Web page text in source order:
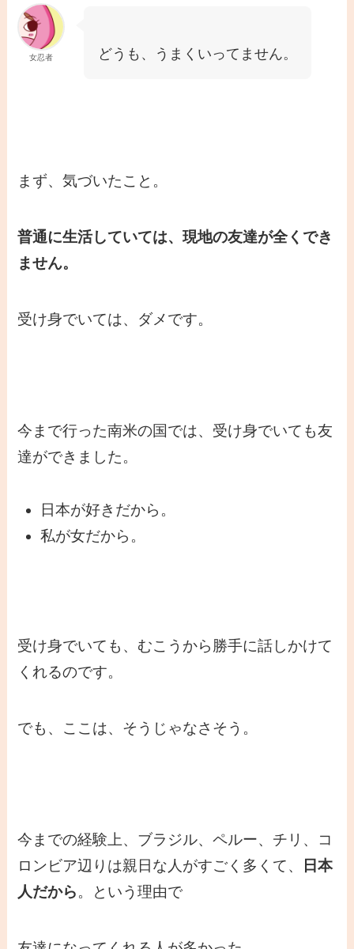
女忍者 どうも、うまくいってません。
まず、気づいたこと。
普通に生活していては、現地の友達が全くでき
ません。
受け身でいては、ダメです。
今まで行った南米の国では、受け身でいても友
達ができました。
日本が好きだから。
私が女だから。
受け身でいても、むこうから勝手に話しかけて
くれるのです。
でも、ここは、そうじゃなさそう。
今までの経験上、ブラジル、ペルー、チリ、コ
ロンビア辺りは親日な人がすごく多くて、
日本
人だから。という理由で